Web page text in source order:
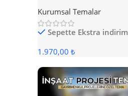
Kurumsal Temalar
Sepette Ekstra indirim
1.970,00 ₺